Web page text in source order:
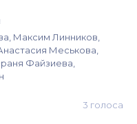
Максим Линников,
Меськова,
Файзиева,
3 голоса